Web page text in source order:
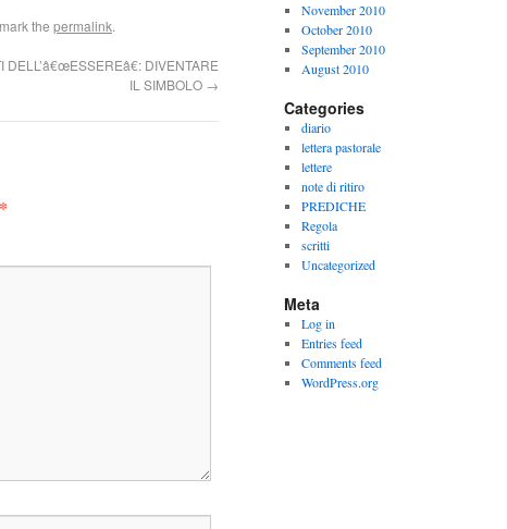
the permalink.
DELL’â€œESSEREâ€: DIVENTARE
IL SIMBOLO →
*
November 2010
October 2010
September 2010
August 2010
Categories
diario
lettera pastorale
lettere
note di ritiro
PREDICHE
Regola
scritti
Uncategorized
Meta
Log in
Entries feed
Comments feed
WordPress.org